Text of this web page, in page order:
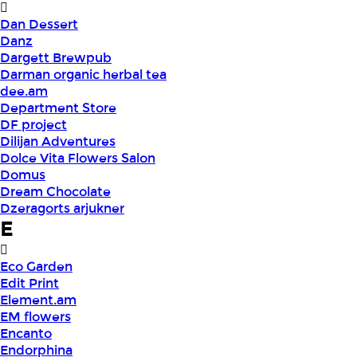
Dan Dessert
Danz
Dargett Brewpub
Darman organic herbal tea
dee.am
Department Store
DF project
Dilijan Adventures
Dolce Vita Flowers Salon
Domus
Dream Chocolate
Dzeragorts arjukner
E
Eco Garden
Edit Print
Element.am
EM flowers
Encanto
Endorphina